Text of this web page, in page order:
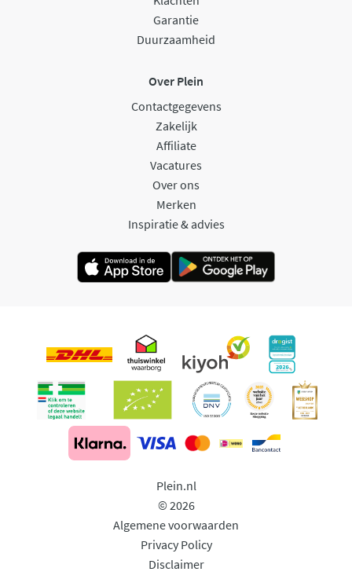
Garantie
Duurzaamheid
Over Plein
Contactgegevens
Zakelijk
Affiliate
Vacatures
Over ons
Merken
Inspiratie & advies
Plein.nl
© 2026
Algemene voorwaarden
Privacy Policy
Disclaimer